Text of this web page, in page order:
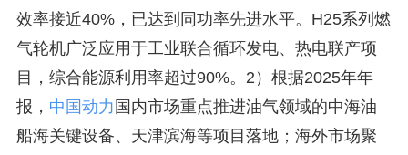
效率接近40%，已达到同功率先进水平。H25系列燃
气轮机广泛应用于工业联合循环发电、热电联产项
目，综合能源利用率超过90%。2）根据2025年年
报， 中国动力 国内市场重点推进油气领域的中海油
船海关键设备、天津滨海等项目落地；海外市场聚